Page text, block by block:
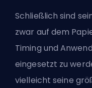
Schließlich sind
zwar auf dem
Timing und
eingesetzt zu
vielleicht seine